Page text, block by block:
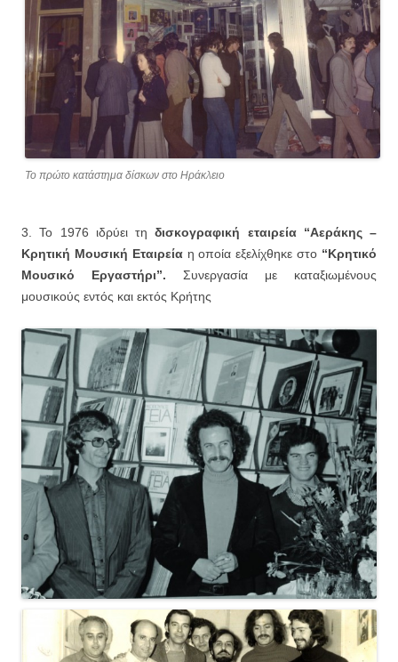
Το πρώτο κατάστημα δίσκων στο Ηράκλειο
3. Το 1976 ιδρύει τηδισκογραφική εταιρεία “Αεράκης –
Κρητική Μουσική Εταιρείαη οποία εξελίχθηκε στο “Κρητικό
Μουσικό Εργαστήρι”. Συνεργασία με καταξιωμένους
μουσικούς εντός και εκτός Κρήτης